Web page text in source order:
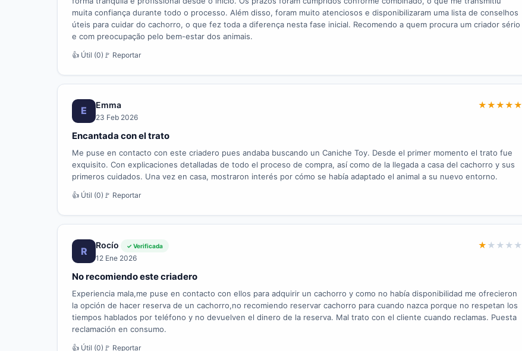
muita confiança durante todo o processo. Além disso, foram muito atenciosos e disponibilizaram uma lista de conselhos
úteis para cuidar do cachorro, o que fez toda a diferença nesta fase inicial. Recomendo a quem procura um criador sério
e com preocupação pelo bem-estar dos animais.
👍 Útil (0) 🚩 Reportar
E Emma
23 Feb 2026
★★★★★
Encantada con el trato
Me puse en contacto con este criadero pues andaba buscando un Caniche Toy. Desde el primer momento el trato fue
exquisito. Con explicaciones detalladas de todo el proceso de compra, así como de la llegada a casa del cachorro y sus
primeros cuidados. Una vez en casa, mostraron interés por cómo se había adaptado el animal a su nuevo entorno.
👍 Útil (0) 🚩 Reportar
R Rocío ✓ Verificada
12 Ene 2026
★ ★ ★ ★ ★
No recomiendo este criadero
Experiencia mala,me puse en contacto con ellos para adquirir un cachorro y como no había disponibilidad me ofrecieron
la opción de hacer reserva de un cachorro,no recomiendo reservar cachorro para cuando nazca porque no respetan los
tiempos hablados por teléfono y no devuelven el dinero de la reserva. Mal trato con el cliente cuando reclamas. Puesta
reclamación en consumo.
👍 Útil (0) 🚩 Reportar